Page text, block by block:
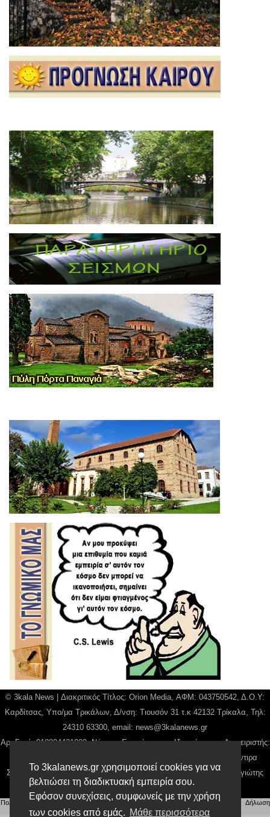
Το 3kalanews.gr χρησιμοποιεί cookies για να
βελτιώσει τη διαδικτυακή εμπειρία σου.
Εφόσον συνεχίσεις, συμφωνείς με την χρήση
των cookies από εμάς. Μάθε περισσότερα
© 3kala News | Διακριτικός Τίτλος: Orion Media, ΑΦΜ: 043750542, Δ.Ο.Υ:
Καρδίτσας, Υπο/μα Τρικάλων, Δ/νση: Τιουσόν 31 τ.κ 42132 Τρίκαλα, Τηλ:
24310 63300, email: news@3kalanews.gr
Αρ. Γεμή: 018804431000, Νόμιμος Εκπρόσωπος, Ιδιοκτήτης και Διαχειριστής:
Παναγιώτης Φιλίππου, Διευθύντρια: Γιαννουσά Βασιλική, Διευθύντιρα
Σύνταξης: Μπαλαμπάνη Βασιλική. Δικαιούχος domain name Παναγιώτης
Φιλίππου
Πολιτική απορρήτου Αίτηση Διαχείρισης Προσωπικών Δεδομένων |Όροι χρήσης
Δήλωση
Συμμόρφωσης